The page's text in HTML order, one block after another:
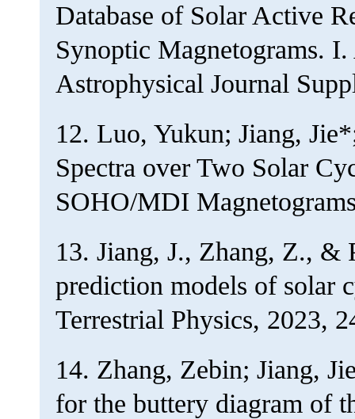
Database of Solar Active
Synoptic Magnetograms.
Astrophysical Journal
12. Luo, Yukun; Jiang,
Spectra over Two Solar
SOHO/MDI
13. Jiang, J., Zhang, Z., &
prediction models of solar
Terrestrial Physics, 2023,
14. Zhang, Zebin; Jiang,
for the buttery diagram of